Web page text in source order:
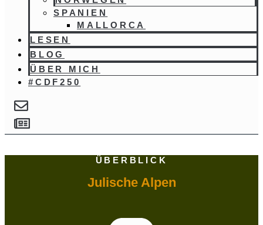
SPANIEN
MALLORCA
LESEN
BLOG
ÜBER MICH
#CDF250
ÜBERBLICK
Julische Alpen